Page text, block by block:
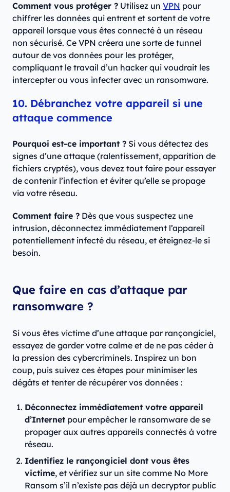
Comment vous protéger ? Utilisez un VPN pour
chiffrer les données qui entrent et sortent de votre
appareil lorsque vous êtes connecté à un réseau
non sécurisé. Ce VPN créera une sorte de tunnel
autour de vos données pour les protéger,
compliquant le travail d’un hacker qui voudrait les
intercepter ou vous infecter avec un ransomware.
10. Débranchez votre appareil si une
attaque commence
Pourquoi est-ce important ? Si vous détectez des
signes d’une attaque (ralentissement, apparition de
fichiers cryptés), vous devez tout faire pour essayer
de contenir l’infection et éviter qu’elle se propage
via votre réseau.
Comment faire ? Dès que vous suspectez une
intrusion, déconnectez immédiatement l’appareil
potentiellement infecté du réseau, et éteignez-le si
besoin.
Que faire en cas d’attaque par
ransomware ?
Si vous êtes victime d’une attaque par rançongiciel,
essayez de garder votre calme et de ne pas céder à
la pression des cybercriminels. Inspirez un bon
coup, puis suivez ces étapes pour minimiser les
dégâts et tenter de récupérer vos données :
Déconnectez immédiatement votre appareil
d’Internet pour empêcher le ransomware de se
propager aux autres appareils connectés à votre
réseau.
Identifiez le rançongiciel dont vous êtes
victime, et vérifiez sur un site comme No More
Ransom s’il n’existe pas déjà un decryptor public